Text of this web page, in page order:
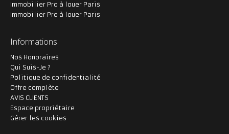
Immobilier Pro à louer Paris
Immobilier Pro à louer Paris
Informations
Nos Honoraires
Qui Suis-Je ?
Politique de confidentialité
Offre complète
AVIS CLIENTS
Espace propriétaire
Gérer les cookies